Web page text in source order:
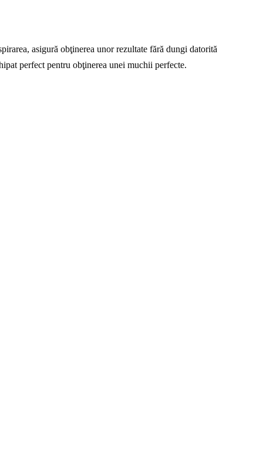
asigură obţinerea unor rezultate fără dungi datorită
perfect pentru obţinerea unei muchii perfecte.